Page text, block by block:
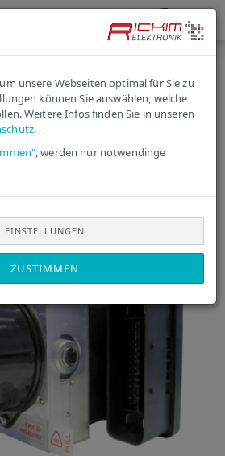
| 0265242838
unsere Webseiten optimal für Sie zu
können Sie auswählen, welche
Weitere Infos finden Sie in unseren
.
, werden nur notwendinge
EINSTELLUNGEN
ZUSTIMMEN